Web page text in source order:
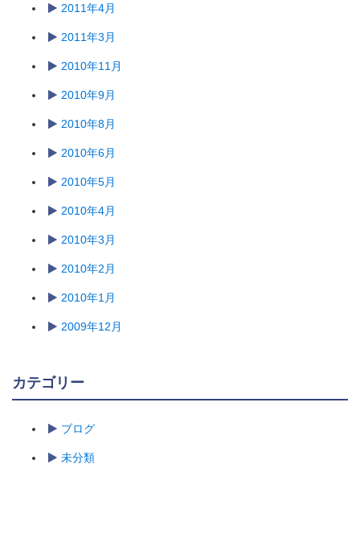
2011年4月
2011年3月
2010年11月
2010年9月
2010年8月
2010年6月
2010年5月
2010年4月
2010年3月
2010年2月
2010年1月
2009年12月
カテゴリー
ブログ
未分類